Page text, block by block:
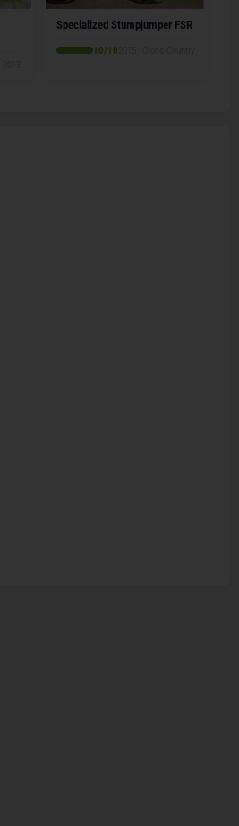
Specialized Stumpjumper FSR
10/10